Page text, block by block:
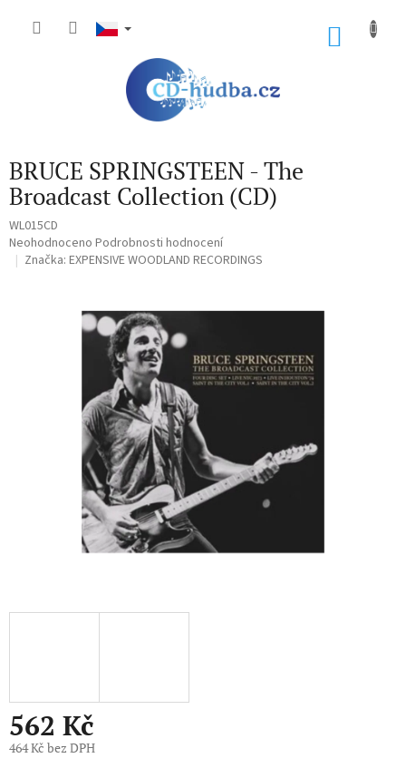
BRUCE SPRINGSTEEN - The
Broadcast Collection (CD)
WL015CD
Průměrné
hodnocení
Neohodnoceno Podrobnosti hodnocení
Značka: EXPENSIVE WOODLAND RECORDINGS
562 Kč
464 Kč bez DPH